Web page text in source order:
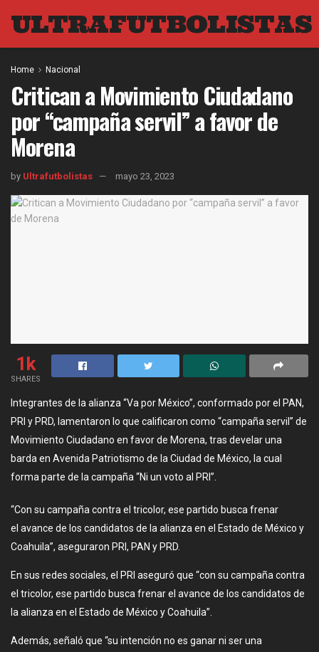
ULTRAFUTBOLISTAS
Home Nacional
Critican a Movimiento Ciudadano
por “campaña servil” a favor de
Morena
by Ultrafutbolistas mayo 23, 2023
1k
SHARES
Integrantes de la alianza “Va por México”, conformado por el PAN,
PRI y PRD, lamentaron lo que calificaron como “campaña servil” de
Movimiento Ciudadano en favor de Morena, tras develar una
barda en Avenida Patriotismo de la Ciudad de México, la cual
forma parte de la campaña “Ni un voto al PRI”.
“Con su campaña contra el tricolor, ese partido busca frenar
el avance de los candidatos de la alianza en el Estado de México y
Coahuila”, aseguraron PRI, PAN y PRD.
En sus redes sociales, el PRI aseguró que “con su campaña contra
el tricolor, ese partido busca frenar el avance de los candidatos de
la alianza en el Estado de México y Coahuila”.
Además, señaló que “su intención no es ganar ni ser una